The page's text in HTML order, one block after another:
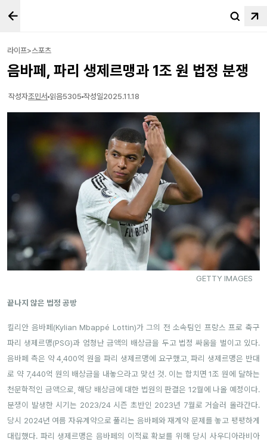
라이프>스포츠
음바페, 파리 생제르맹과 1조 원 법정 분쟁
작성자조민서 읽음5305 작성일2025.11.18
GETTY IMAGES
끝나지 않은 법정 공방
킬리안 음바페(Kylian Mbappé Lottin)가 그의 전 소속팀인 프랑스 프로 축구
파리 생제르맹(PSG)과 엄청난 금액의 배상금을 두고 법정 싸움을 벌이고 있다.
음바페 측은 약 4,400억 원을 파리 생제르맹에 요구했고, 파리 생제르맹은 반대
로 약 7,440억 원의 배상금을 내놓으라고 맞선 것. 이는 합치면 1조 원에 달하는
천문학적인 금액으로, 해당 배상금에 대한 법원의 판결은 12월에 나올 예정이다.
분쟁이 발생한 시기는 2023/24 시즌 초반인 2023년 7월로 거슬러 올라간다.
당시 2024년 여름 자유계약으로 풀리는 음바페와 재계약 문제를 놓고 팽팽하게
대립했다. 파리 생제르맹은 음바페의 이적료 확보를 위해 당시 사우디아라비아